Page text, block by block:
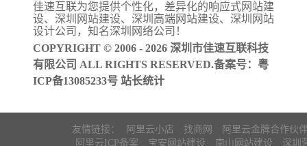
阿里云ICP备
案
佳速互联为您提供个性化，差异化的响应式网站建
设、 深圳网站建设、 深圳高端网站建设、 深圳网站
设计公司 ，知名深圳网络公司 ！
COPYRIGHT © 2006 - 2026 深圳市佳速互联科技
有限公司 ALL RIGHTS RESERVED.备案号： 粤
ICP备13085233号 站长统计
友情链接： 阿里云小店 找商网
阿里云金牌合作伙
阿里云ICP备案
宝安网站建设 南山网站建设 深圳